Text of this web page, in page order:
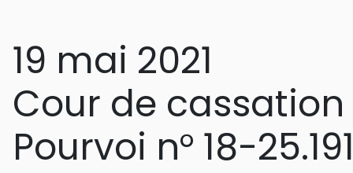
19 mai 2021
Cour de cassation
Pourvoi n° 18-